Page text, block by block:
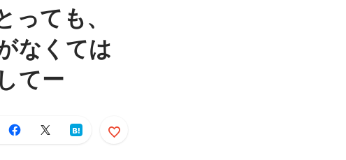
ても、
なくては
てー